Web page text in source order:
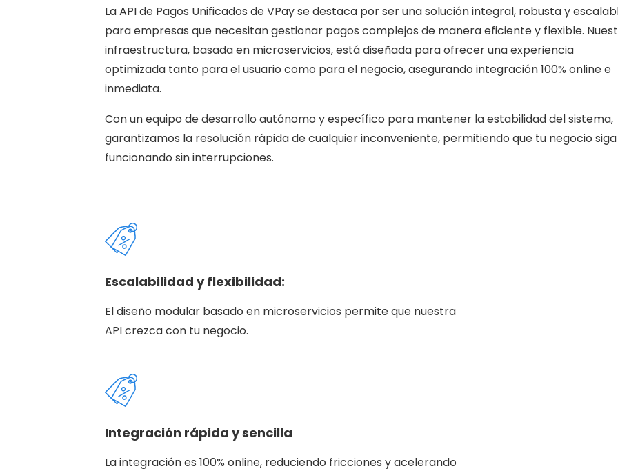
La API de Pagos Unificados de VPay se destaca por ser una solución integral, robusta y
para empresas que necesitan gestionar pagos complejos de manera eficiente y flexible.
infraestructura, basada en microservicios, está diseñada para ofrecer una experiencia
optimizada tanto para el usuario como para el negocio, asegurando integración 100% online e
inmediata.
Con un equipo de desarrollo autónomo y específico para mantener la estabilidad del sistema,
garantizamos la resolución rápida de cualquier inconveniente, permitiendo que tu negocio siga
funcionando sin interrupciones.
Escalabilidad y flexibilidad:
El diseño modular basado en microservicios permite que nuestra
API crezca con tu negocio.
Integración rápida y sencilla
La integración es 100% online, reduciendo fricciones y acelerando